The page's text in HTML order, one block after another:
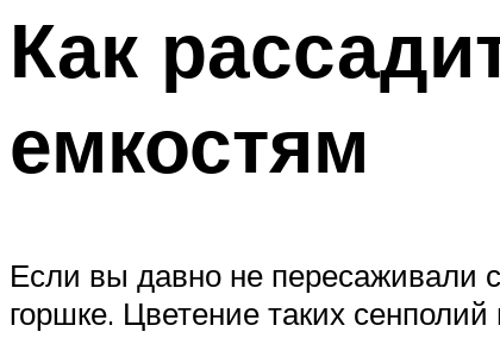
Как
емкостям
Если вы давно не пересаживали
горшке. Цветение таких